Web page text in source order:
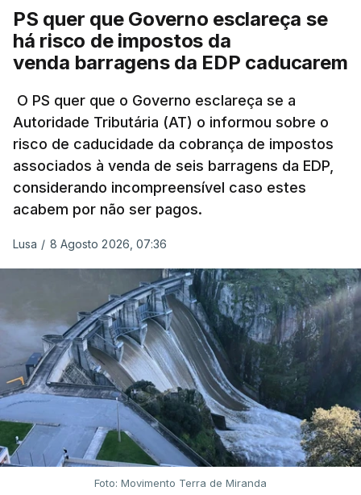
avaliação à Polícia Judiciária.
Do início da polémica com a revelação de obras a
título pessoal, numa propriedade no Alentejo, feitas
pelo mesmo empreiteiro contratado 17 vezes para
obras na Polícia Judiciária (PJ) até aos últimos dias,
em que até do Governo surgiram ordens para mais
inquéritos e averiguações aos seus mandatos à
frente da polícia criminal, Luís Neves está há
praticamente um mês sem sair do topo das
ARTIGOS RELACIONADOS
Nova polémica com Luís
Neves. Ministro nega
favorecimento a construtora
DST
7 Agosto 2026, 20:28
PS quer que Governo esclareça se
há risco de impostos da
venda barragens da EDP caducarem
O PS quer que o Governo esclareça se a
Autoridade Tributária (AT) o informou sobre o
risco de caducidade da cobrança de impostos
associados à venda de seis barragens da EDP,
considerando incompreensível caso estes
acabem por não ser pagos.
Lusa / 8 Agosto 2026, 07:36
Foto: Movimento Terra de Miranda